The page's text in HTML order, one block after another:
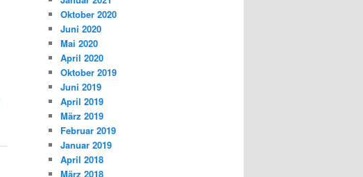
Oktober 2020
Juni 2020
Mai 2020
April 2020
Oktober 2019
Juni 2019
April 2019
März 2019
Februar 2019
Januar 2019
April 2018
März 2018